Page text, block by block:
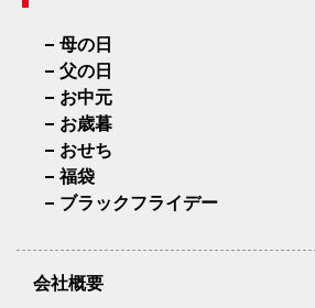
母の日
父の日
お中元
お歳暮
おせち
福袋
ブラックフライデー
会社概要